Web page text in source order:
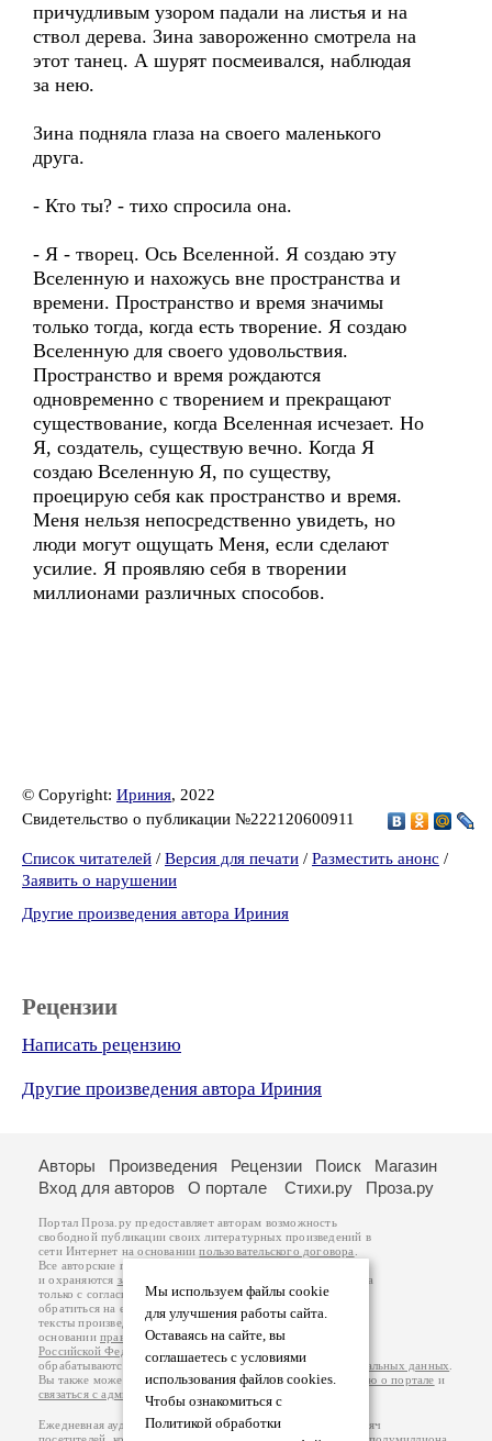
причудливым узором падали на листья и на
ствол дерева. Зина завороженно смотрела на
этот танец. А шурят посмеивался, наблюдая
за нею.
Зина подняла глаза на своего маленького
друга.
- Кто ты? - тихо спросила она.
- Я - творец. Ось Вселенной. Я создаю эту
Вселенную и нахожусь вне пространства и
времени. Пространство и время значимы
только тогда, когда есть творение. Я создаю
Вселенную для своего удовольствия.
Пространство и время рождаются
одновременно с творением и прекращают
существование, когда Вселенная исчезает. Но
Я, создатель, существую вечно. Когда Я
создаю Вселенную Я, по существу,
проецирую себя как пространство и время.
Меня нельзя непосредственно увидеть, но
люди могут ощущать Меня, если сделают
усилие. Я проявляю себя в творении
миллионами различных способов.
© Copyright: Ириния, 2022
Свидетельство о публикации №222120600911
Список читателей / Версия для печати / Разместить анонс /
Заявить о нарушении
Другие произведения автора Ириния
Рецензии
Написать рецензию
Другие произведения автора Ириния
Мы используем файлы cookie
для улучшения работы сайта.
Оставаясь на сайте, вы
соглашаетесь с условиями
использования файлов cookies.
Чтобы ознакомиться с
Политикой обработки
Авторы Произведения Рецензии Поиск
Магазин
Вход для авторов
О портале Стихи.ру Проза.ру
Портал Проза.ру предоставляет авторам возможность
свободной публикации своих литературных произведений в
сети Интернет на основаниипользовательского договора
Все авторские права на произведения принадлежат авторам
и охраняются законом
. Перепечатка произведений возможна
только с согласия его автора, к которому вы можете
обратиться на его авторской странице. Ответственность за
тексты произведений авторы несут самостоятельно на
основанииправил публикацииизаконодательства
Российской Федерации
обрабатываются на основанииПолитики обработки персональных данных
Вы также можете посмотреть более подробнуюинформацию о портале и
связаться с администрацией
Ежедневная аудитория портала Проза.ру – порядка 100 тысяч